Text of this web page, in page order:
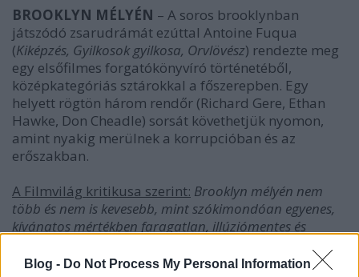
Blog - Do Not Process My Personal Information
BROOKLYN MÉLYÉN – A soros brooklynban
játszódó zsarudrámát ezúttal Antoine Fuqua
(Kiképzés, Gyilkosok gyilkosa, Orvlövész) rendezte meg
egy elsőfilmes forgatókönyvíró történetéből,
középkategóriás sztárokkal a főszerepben. Egy
helyett rögtön három rendőr (Richard Gere, Ethan
Hawke, Don Cheadle) sorsát követhetjük nyomon,
amint nyakig merülnek a korrupcióban és az
erőszakban.
A Filmvilág kritikusa szerint: Brooklyn mélyén nem
több és nem is kevesebb, mint szókimondóan egyenes,
kívánatos mértékben faragatlan, illúziómentes és
(Géczi Zoltán kritikája a májusi Filmvilágban